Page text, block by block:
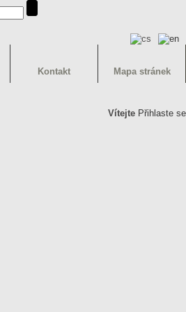
Kontakt Mapa stránek
Vítejte Přihlaste se